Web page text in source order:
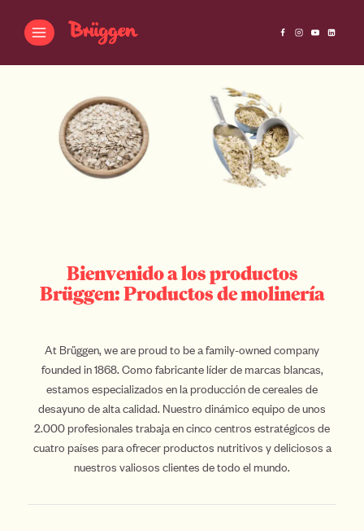
Bienvenido a los productos
Brüggen: Productos de molinería
At Brüggen, we are proud to be a family-owned company
founded in 1868. Como fabricante líder de marcas blancas,
estamos especializados en la producción de cereales de
desayuno de alta calidad. Nuestro dinámico equipo de unos
2.000 profesionales trabaja en cinco centros estratégicos de
cuatro países para ofrecer productos nutritivos y deliciosos a
nuestros valiosos clientes de todo el mundo.